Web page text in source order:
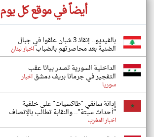
أيضاً في موقع كل يوم
بالفيديو.. إنقاذ 3 شبان علقوا في جبال
الضنية بعد محاصرتهم بالضباباخبار لبنان
الداخلية السورية تصدر بيانا عقب
التفجير في جرمانا بريف دمشقاخبار
سوريا
إدانة سائقي "طاكسيات" على خلفية
"أحداث سبتة".. والنقابة تطالب بالإنصاف
اخبار المغرب